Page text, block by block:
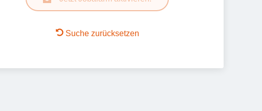
Suche zurücksetzen